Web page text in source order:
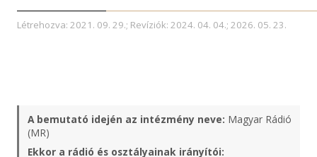
Létrehozva: 2021. 09. 29.; Revíziók: 2024. 04. 04.; 2026. 05. 23.
A bemutató idején az intézmény neve: Magyar Rádió
(MR)
Ekkor a rádió és osztályainak irányítói: